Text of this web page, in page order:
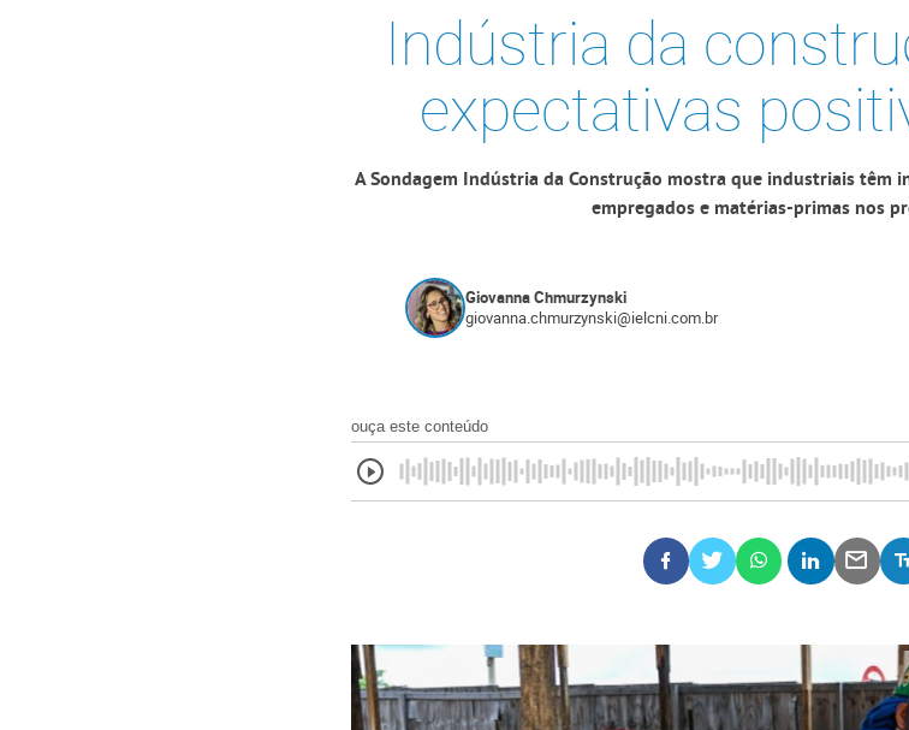
Indústria da
expectativas
A Sondagem Indústria da Construção mostra que industriais têm
empregados e matérias-primas nos
Giovanna Chmurzynski
giovanna.chmurzynski@ielcni.com.br
ouça este conteúdo